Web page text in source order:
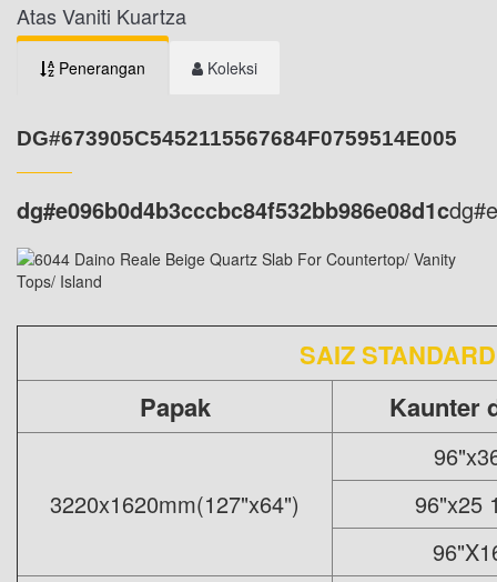
Atas Vaniti Kuartza
Penerangan Koleksi
DG#673905C5452115567684F0759514E005
dg#e096b0d4b3cccbc84f532bb986e08d1c
SAIZ
Papak
Kaunter
3220x1620mm(127"x64")
96"x25